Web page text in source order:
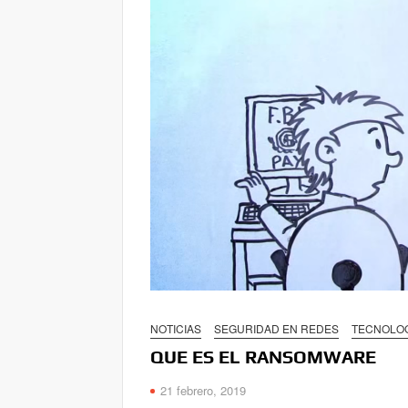
NOTICIAS SEGURIDAD EN REDES
QUE ES EL RANSOMWARE
21 febrero, 2019